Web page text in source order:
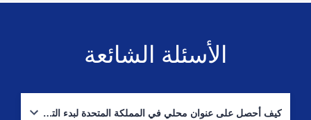
الأسئلة الشائعة
كيف أحصل على عنوان محلي في المملكة المتحدة لبدء التسوق؟